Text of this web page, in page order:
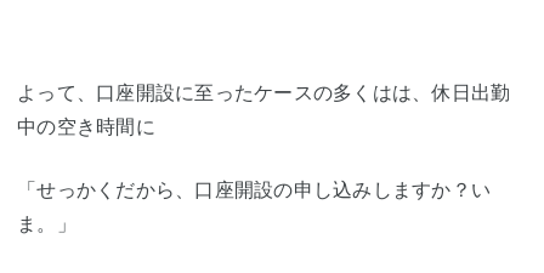
よって、口座開設に至ったケースの多くはは、休日出勤
中の空き時間に
「せっかくだから、口座開設の申し込みしますか？い
ま。」